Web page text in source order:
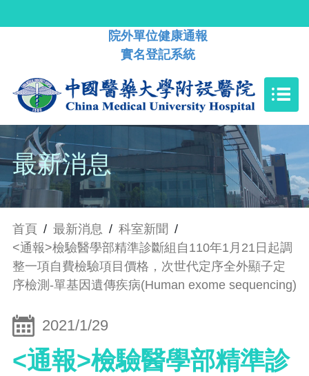
院外單位健康通報
實名登記系統
最新消息
首頁 / 最新消息 / 科室新聞 /
<通報>檢驗醫學部精準診斷組自110年1月21日起調
整一項自費檢驗項目價格，次世代定序全外顯子定
序檢測-單基因遺傳疾病(Human exome sequencing)
2021/1/29
<通報>檢驗醫學部精準診